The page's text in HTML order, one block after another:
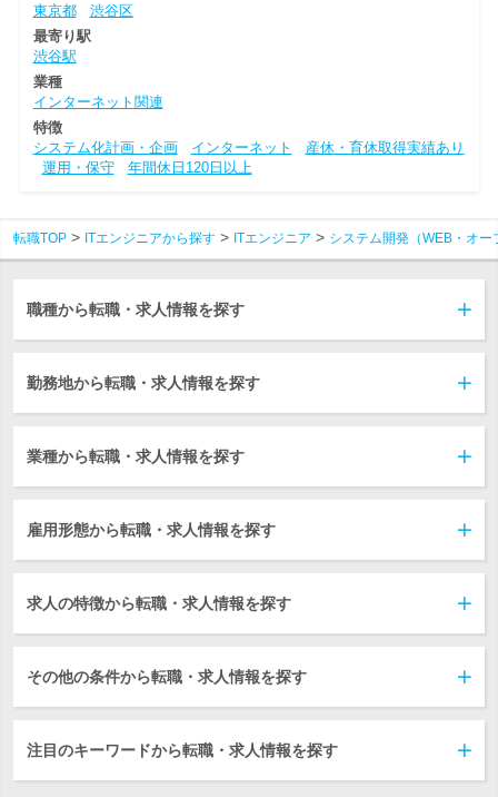
東京都
渋谷区
最寄り駅
渋谷駅
業種
インターネット関連
特徴
システム化計画・企画
インターネット
産休・育休取得実績あり
運用・保守
年間休日120日以上
転職TOP ITエンジニアから探す ITエンジニア システム開発（WEB・オ
職種から転職・求人情報を探す
勤務地から転職・求人情報を探す
業種から転職・求人情報を探す
雇用形態から転職・求人情報を探す
求人の特徴から転職・求人情報を探す
その他の条件から転職・求人情報を探す
注目のキーワードから転職・求人情報を探す